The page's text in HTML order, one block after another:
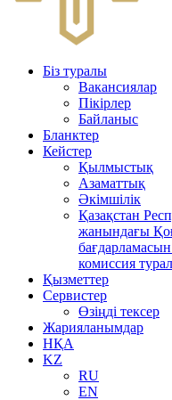
Біз туралы
Вакансиялар
Пікірлер
Байланыс
Бланктер
Кейстер
Қылмыстық
Азаматтық
Әкімшілік
Қазақстан
жанындағы
комиссия
Қызметтер
Сервистер
Өзіңді тексер
Жарияланымдар
НҚА
KZ
RU
EN